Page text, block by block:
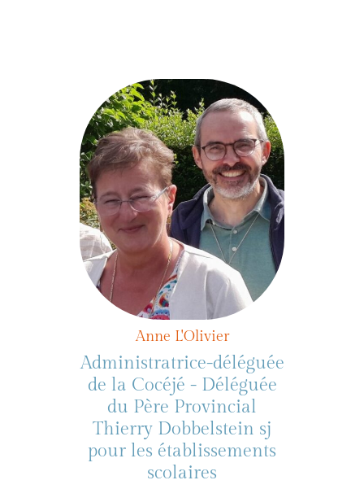
Anne L'Olivier
Administratrice-déléguée
de la Cocéjé - Déléguée
du Père Provincial
Thierry Dobbelstein sj
pour les établissements
scolaires